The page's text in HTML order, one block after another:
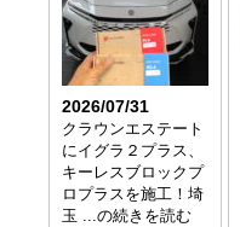
2026/07/31
クラウンエステート
にイグラ２プラス、
キーレスブロックプ
ロプラスを施工！埼
玉 ...の続きを読む